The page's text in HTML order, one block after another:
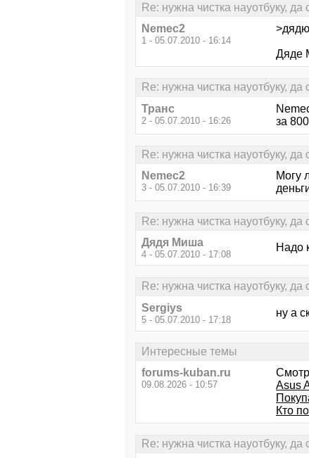
Re: нужна чистка науотбуку,
Nemec2
1 - 05.07.2010 - 16:14
Дяде
Re: нужна чистка науотбуку,
Транс
2 - 05.07.2010 - 16:26
за
Re: нужна чистка науотбуку,
Nemec2
3 - 05.07.2010 - 16:39
Могу
Re: нужна чистка науотбуку,
Дядя Миша
4 - 05.07.2010 - 17:08
Надо
Re: нужна чистка науотбуку,
Sergiys
5 - 05.07.2010 - 17:18
ну а
Интересные темы
forums-kuban.ru
09.08.2026 - 10:57
Asus
Кто
Re: нужна чистка науотбуку,